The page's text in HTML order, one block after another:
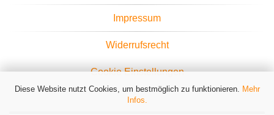
Diese Website nutzt Cookies, um bestmöglich zu funktionieren. Mehr
Infos.
Impressum
Widerrufsrecht
Cookie Einstellungen